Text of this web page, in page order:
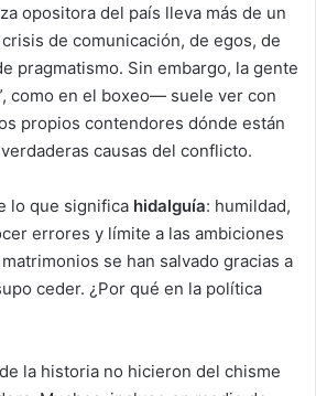
opositora del país lleva más de un
de comunicación, de egos, de
pragmatismo. Sin embargo, la gente
como en el boxeo— suele ver con
propios contendores dónde están
causas del conflicto.
lo que significa hidalguía: humildad,
errores y límite a las ambiciones
se han salvado gracias a
ceder. ¿Por qué en la política
la historia no hicieron del chisme